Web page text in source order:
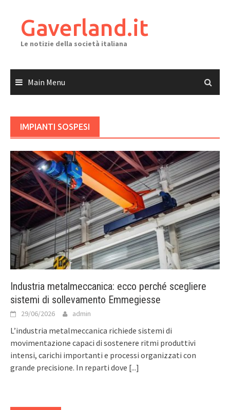
contentGaverland.it
Le notizie della società italiana
Main Menu
IMPIANTI SOSPESI
Industria metalmeccanica: ecco perché scegliere
sistemi di sollevamento Emmegiesse
29/06/2026 admin
L’industria metalmeccanica richiede sistemi di
movimentazione capaci di sostenere ritmi produttivi
intensi, carichi importanti e processi organizzati con
grande precisione. In reparti dove [...]